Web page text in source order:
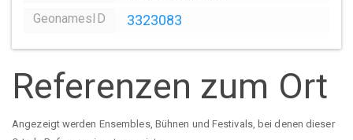
GeonamesID 3323083
Referenzen zum Ort
Angezeigt werden Ensembles, Bühnen und Festivals, bei denen dieser